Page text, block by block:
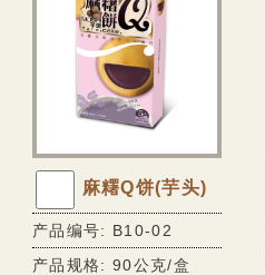
无糖手工饼
无糖豆乳饼干
无糖酥
胶原蛋白美颜冻
冷冻食品专区
麻糬Q饼(芋头)
产品编号: B10-02
产品规格: 90公克/盒